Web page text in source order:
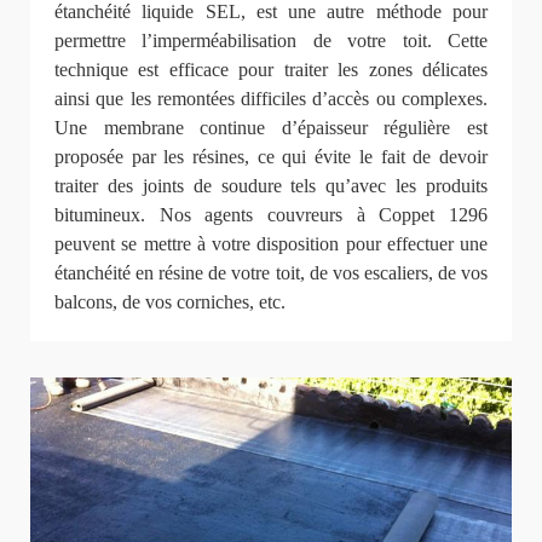
étanchéité liquide SEL, est une autre méthode pour
permettre l’imperméabilisation de votre toit. Cette
technique est efficace pour traiter les zones délicates
ainsi que les remontées difficiles d’accès ou complexes.
Une membrane continue d’épaisseur régulière est
proposée par les résines, ce qui évite le fait de devoir
traiter des joints de soudure tels qu’avec les produits
bitumineux. Nos agents couvreurs à Coppet 1296
peuvent se mettre à votre disposition pour effectuer une
étanchéité en résine de votre toit, de vos escaliers, de vos
balcons, de vos corniches, etc.